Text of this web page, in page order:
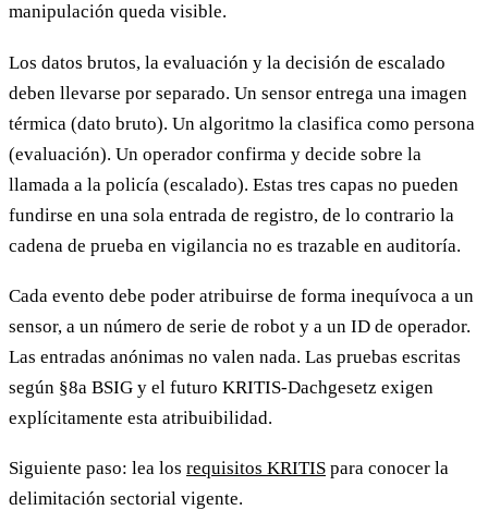
manipulación queda visible.
Los datos brutos, la evaluación y la decisión de escalado
deben llevarse por separado. Un sensor entrega una imagen
térmica (dato bruto). Un algoritmo la clasifica como persona
(evaluación). Un operador confirma y decide sobre la
llamada a la policía (escalado). Estas tres capas no pueden
fundirse en una sola entrada de registro, de lo contrario la
cadena de prueba en vigilancia no es trazable en auditoría.
Cada evento debe poder atribuirse de forma inequívoca a un
sensor, a un número de serie de robot y a un ID de operador.
Las entradas anónimas no valen nada. Las pruebas escritas
según §8a BSIG y el futuro KRITIS-Dachgesetz exigen
explícitamente esta atribuibilidad.
Siguiente paso: lea los requisitos KRITIS para conocer la
delimitación sectorial vigente.